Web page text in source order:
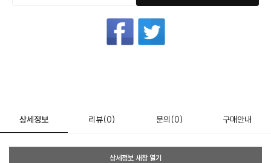
상세정보 리뷰(0) 문의 (0) 구매안내
상세정보 새창 열기